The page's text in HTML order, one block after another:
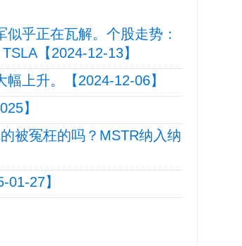
乎正在瓦解。个股走势：
【2024-12-13】
上升。【2024-12-06】
】
被冤枉的吗？MSTR纳入纳
27】